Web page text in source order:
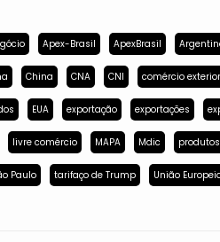
Apex-Brasil ApexBrasil
China CNA CNI comércio exterior
EUA exportação exportações
livre comércio MAPA Mdic
Paulo tarifaço de Trump União